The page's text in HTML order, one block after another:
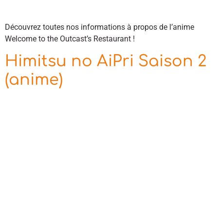
Découvrez toutes nos informations à propos de l’anime
Welcome to the Outcast’s Restaurant !
Himitsu no AiPri Saison 2
(anime)